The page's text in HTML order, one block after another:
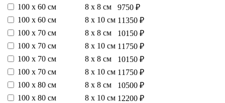
100 х 60 см
8 х 8 см
9750 ₽
100 х 60 см
8 х 10 см 11350 ₽
100 х 70 см
8 х 8 см
10150 ₽
100 х 70 см
8 х 10 см 11750 ₽
100 х 70 см
8 х 8 см
10150 ₽
100 х 70 см
8 х 10 см 11750 ₽
100 х 80 см
8 х 8 см
10500 ₽
100 х 80 см
8 х 10 см 12200 ₽